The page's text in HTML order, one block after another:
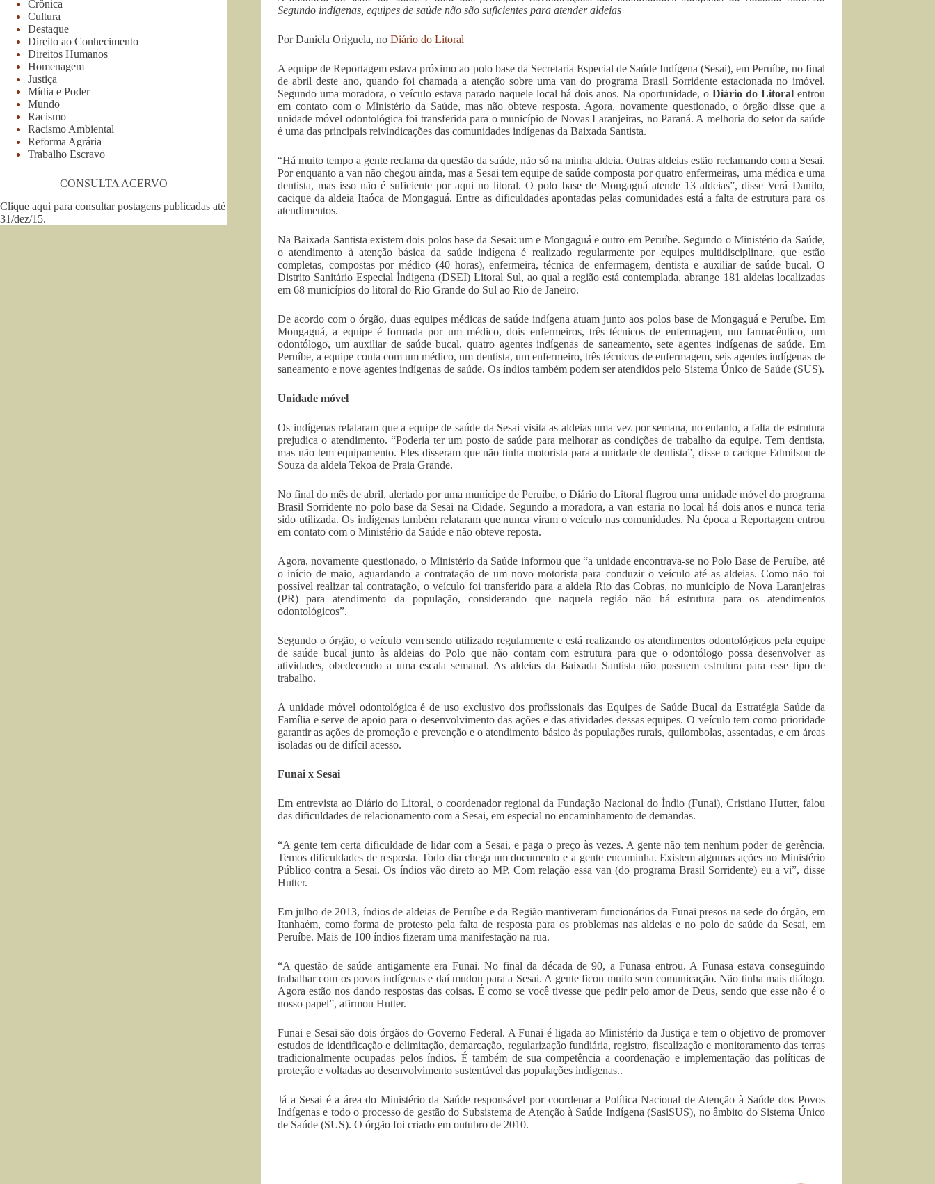
Segundo indígenas, equipes de saúde não são suficientes para atender aldeias
Por Daniela Origuela, noDiário do Litoral
A equipe de Reportagem estava próximo ao polo base da Secretaria Especial de Saúde Indígena (Sesai), em Peruíbe, no final
de abril deste ano, quando foi chamada a atenção sobre uma van do programa Brasil Sorridente estacionada no imóvel.
Segundo uma moradora, o veículo estava parado naquele local há dois anos. Na oportunidade, o Diário do Litoral entrou
em contato com o Ministério da Saúde, mas não obteve resposta. Agora, novamente questionado, o órgão disse que a
unidade móvel odontológica foi transferida para o município de Novas Laranjeiras, no Paraná. A melhoria do setor da saúde
é uma das principais reivindicações das comunidades indígenas da Baixada Santista.
“Há muito tempo a gente reclama da questão da saúde, não só na minha aldeia. Outras aldeias estão reclamando com a Sesai.
Por enquanto a van não chegou ainda, mas a Sesai tem equipe de saúde composta por quatro enfermeiras, uma médica e uma
dentista, mas isso não é suficiente por aqui no litoral. O polo base de Mongaguá atende 13 aldeias”, disse Verá Danilo,
cacique da aldeia Itaóca de Mongaguá. Entre as dificuldades apontadas pelas comunidades está a falta de estrutura para os
atendimentos.
Na Baixada Santista existem dois polos base da Sesai: um e Mongaguá e outro em Peruíbe. Segundo o Ministério da Saúde,
o atendimento à atenção básica da saúde indígena é realizado regularmente por equipes multidisciplinare, que estão
completas, compostas por médico (40 horas), enfermeira, técnica de enfermagem, dentista e auxiliar de saúde bucal. O
Distrito Sanitário Especial Índigena (DSEI) Litoral Sul, ao qual a região está contemplada, abrange 181 aldeias localizadas
em 68 municípios do litoral do Rio Grande do Sul ao Rio de Janeiro.
De acordo com o órgão, duas equipes médicas de saúde indígena atuam junto aos polos base de Mongaguá e Peruíbe. Em
Mongaguá, a equipe é formada por um médico, dois enfermeiros, três técnicos de enfermagem, um farmacêutico, um
odontólogo, um auxiliar de saúde bucal, quatro agentes indígenas de saneamento, sete agentes indígenas de saúde. Em
Peruíbe, a equipe conta com um médico, um dentista, um enfermeiro, três técnicos de enfermagem, seis agentes indígenas de
saneamento e nove agentes indígenas de saúde. Os índios também podem ser atendidos pelo Sistema Único de Saúde (SUS).
Unidade móvel
Os indígenas relataram que a equipe de saúde da Sesai visita as aldeias uma vez por semana, no entanto, a falta de estrutura
prejudica o atendimento. “Poderia ter um posto de saúde para melhorar as condições de trabalho da equipe. Tem dentista,
mas não tem equipamento. Eles disseram que não tinha motorista para a unidade de dentista”, disse o cacique Edmilson de
Souza da aldeia Tekoa de Praia Grande.
No final do mês de abril, alertado por uma munícipe de Peruíbe, o Diário do Litoral flagrou uma unidade móvel do programa
Brasil Sorridente no polo base da Sesai na Cidade. Segundo a moradora, a van estaria no local há dois anos e nunca teria
sido utilizada. Os indígenas também relataram que nunca viram o veículo nas comunidades. Na época a Reportagem entrou
em contato com o Ministério da Saúde e não obteve reposta.
Agora, novamente questionado, o Ministério da Saúde informou que “a unidade encontrava-se no Polo Base de Peruíbe, até
o início de maio, aguardando a contratação de um novo motorista para conduzir o veículo até as aldeias. Como não foi
possível realizar tal contratação, o veículo foi transferido para a aldeia Rio das Cobras, no município de Nova Laranjeiras
(PR) para atendimento da população, considerando que naquela região não há estrutura para os atendimentos
odontológicos”.
Segundo o órgão, o veículo vem sendo utilizado regularmente e está realizando os atendimentos odontológicos pela equipe
de saúde bucal junto às aldeias do Polo que não contam com estrutura para que o odontólogo possa desenvolver as
atividades, obedecendo a uma escala semanal. As aldeias da Baixada Santista não possuem estrutura para esse tipo de
trabalho.
A unidade móvel odontológica é de uso exclusivo dos profissionais das Equipes de Saúde Bucal da Estratégia Saúde da
Família e serve de apoio para o desenvolvimento das ações e das atividades dessas equipes. O veículo tem como prioridade
garantir as ações de promoção e prevenção e o atendimento básico às populações rurais, quilombolas, assentadas, e em áreas
isoladas ou de difícil acesso.
Funai x Sesai
Em entrevista ao Diário do Litoral, o coordenador regional da Fundação Nacional do Índio (Funai), Cristiano Hutter, falou
das dificuldades de relacionamento com a Sesai, em especial no encaminhamento de demandas.
“A gente tem certa dificuldade de lidar com a Sesai, e paga o preço às vezes. A gente não tem nenhum poder de gerência.
Temos dificuldades de resposta. Todo dia chega um documento e a gente encaminha. Existem algumas ações no Ministério
Público contra a Sesai. Os índios vão direto ao MP. Com relação essa van (do programa Brasil Sorridente) eu a vi”, disse
Hutter.
Em julho de 2013, índios de aldeias de Peruíbe e da Região mantiveram funcionários da Funai presos na sede do órgão, em
Itanhaém, como forma de protesto pela falta de resposta para os problemas nas aldeias e no polo de saúde da Sesai, em
Peruíbe. Mais de 100 índios fizeram uma manifestação na rua.
“A questão de saúde antigamente era Funai. No final da década de 90, a Funasa entrou. A Funasa estava conseguindo
trabalhar com os povos indígenas e daí mudou para a Sesai. A gente ficou muito sem comunicação. Não tinha mais diálogo.
Agora estão nos dando respostas das coisas. É como se você tivesse que pedir pelo amor de Deus, sendo que esse não é o
nosso papel”, afirmou Hutter.
Funai e Sesai são dois órgãos do Governo Federal. A Funai é ligada ao Ministério da Justiça e tem o objetivo de promover
estudos de identificação e delimitação, demarcação, regularização fundiária, registro, fiscalização e monitoramento das terras
tradicionalmente ocupadas pelos índios. É também de sua competência a coordenação e implementação das políticas de
proteção e voltadas ao desenvolvimento sustentável das populações indígenas..
Já a Sesai é a área do Ministério da Saúde responsável por coordenar a Política Nacional de Atenção à Saúde dos Povos
Indígenas e todo o processo de gestão do Subsistema de Atenção à Saúde Indígena (SasiSUS), no âmbito do Sistema Único
de Saúde (SUS). O órgão foi criado em outubro de 2010.
Crônica
Cultura
Destaque
Direito ao Conhecimento
Direitos Humanos
Homenagem
Justiça
Mídia e Poder
Mundo
Racismo
Racismo Ambiental
Reforma Agrária
Trabalho Escravo
CONSULTA ACERVO
Clique aqui para consultar postagens publicadas até
31/dez/15.